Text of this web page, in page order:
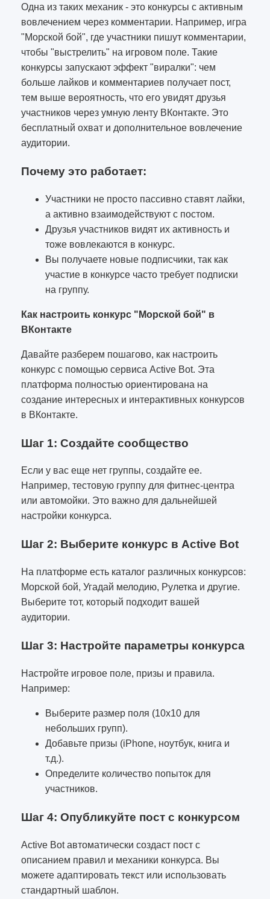
Одна из таких механик - это конкурсы с активным
вовлечением через комментарии. Например, игра
"Морской бой", где участники пишут комментарии,
чтобы "выстрелить" на игровом поле. Такие
конкурсы запускают эффект "виралки": чем
больше лайков и комментариев получает пост,
тем выше вероятность, что его увидят друзья
участников через умную ленту ВКонтакте. Это
бесплатный охват и дополнительное вовлечение
аудитории.
Почему это работает:
Участники не просто пассивно ставят лайки,
а активно взаимодействуют с постом.
Друзья участников видят их активность и
тоже вовлекаются в конкурс.
Вы получаете новые подписчики, так как
участие в конкурсе часто требует подписки
на группу.
Как настроить конкурс "Морской бой" в
ВКонтакте
Давайте разберем пошагово, как настроить
конкурс с помощью сервиса Active Bot. Эта
платформа полностью ориентирована на
создание интересных и интерактивных конкурсов
в ВКонтакте.
Шаг 1: Создайте сообщество
Если у вас еще нет группы, создайте ее.
Например, тестовую группу для фитнес-центра
или автомойки. Это важно для дальнейшей
настройки конкурса.
Шаг 2: Выберите конкурс в Active Bot
На платформе есть каталог различных конкурсов:
Морской бой, Угадай мелодию, Рулетка и другие.
Выберите тот, который подходит вашей
аудитории.
Шаг 3: Настройте параметры конкурса
Настройте игровое поле, призы и правила.
Например:
Выберите размер поля (10x10 для
небольших групп).
Добавьте призы (iPhone, ноутбук, книга и
т.д.).
Определите количество попыток для
участников.
Шаг 4: Опубликуйте пост с конкурсом
Active Bot автоматически создаст пост с
описанием правил и механики конкурса. Вы
можете адаптировать текст или использовать
стандартный шаблон.